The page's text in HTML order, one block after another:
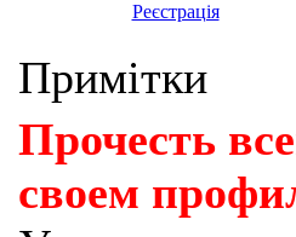
Реєстрація
Примітки
Прочесть
своем